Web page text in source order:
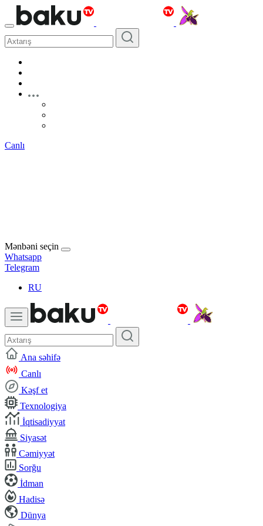
Canlı
Mənbəni seçin
Whatsapp
Telegram
RU
Ana səhifə
Canlı
Kəşf et
Texnologiya
İqtisadiyyat
Siyasət
Cəmiyyət
Sorğu
İdman
Hadisə
Dünya